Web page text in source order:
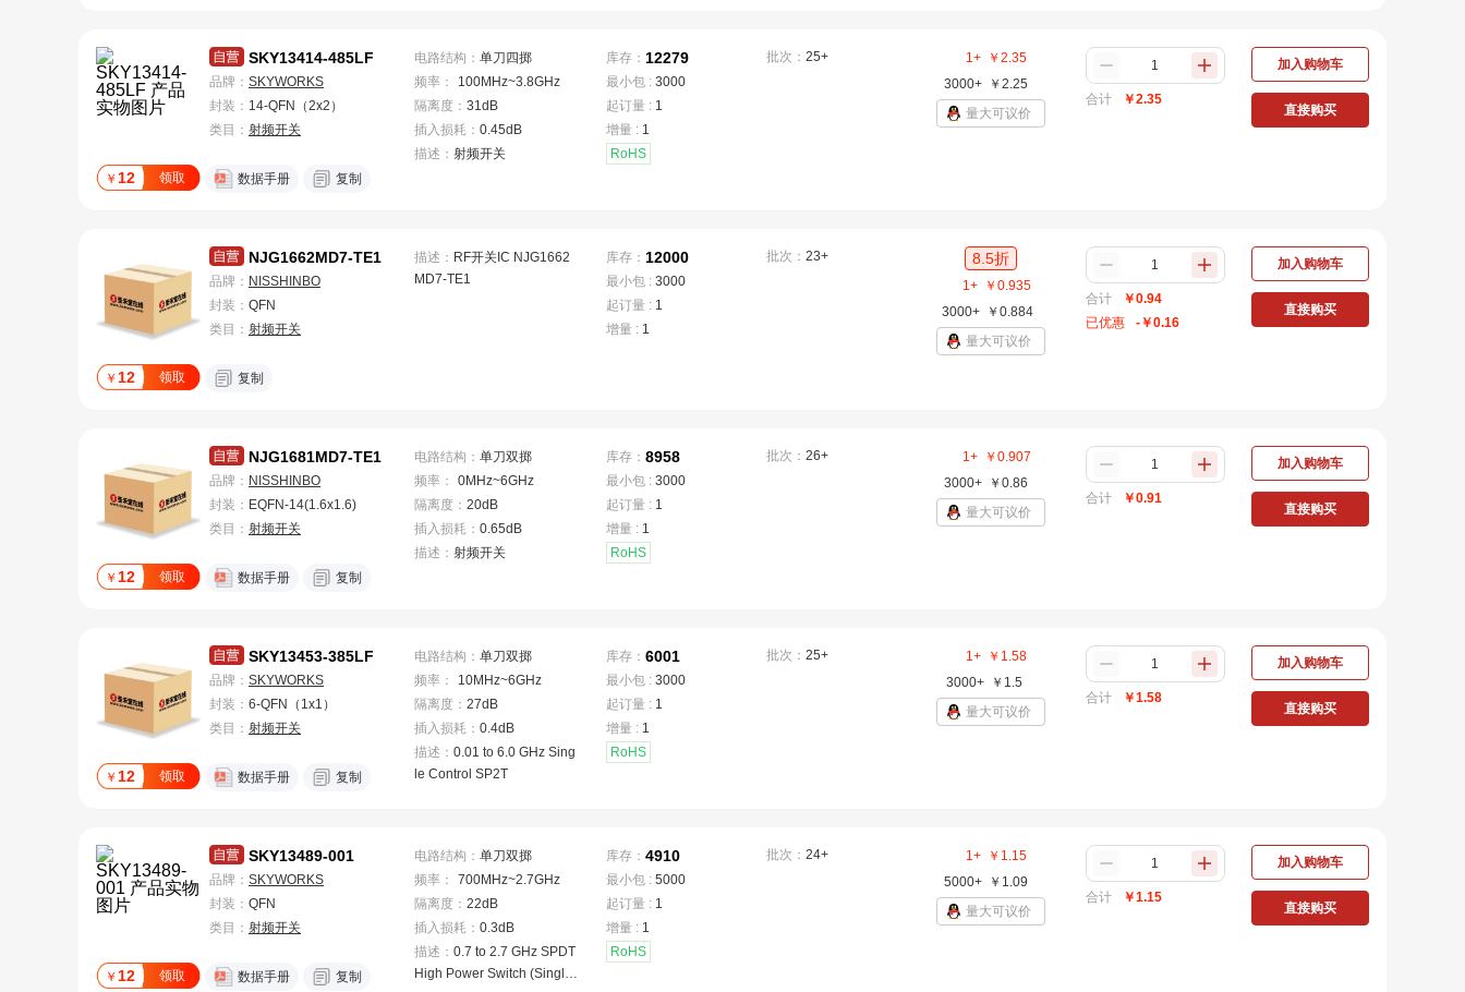
SKY13414-485LF
品牌： SKYWORKS
封装： 14-QFN（2x2）
类目： 射频开关
￥ 12 领取 数据手册 复制
电路结构 ： 单刀四掷
频率：
100MHz~3.8GHz
隔离度： 31dB
插入损耗： 0.45dB
描述： 射频开关
库存： 12279
最小包 :3000
起订量 : 1
增量 : 1
RoHS
批次： 25+ 1+ ￥ 2.35
3000+
￥ 2.25
量大可议价
合计 ￥2.35
加入购物车
直接购买
NJG1662MD7-TE1
品牌： NISSHINBO
封装： QFN
类目： 射频开关
￥ 12 领取 复制
描述： RF开关IC NJG1662
MD7-TE1
库存： 12000
最小包 :3000
起订量 : 1
增量 : 1
批次： 23+ 8.5折
1+ ￥0.935
3000+
￥ 0.884
量大可议价
合计 ￥0.94
已优惠
-￥0.16
加入购物车
直接购买
NJG1681MD7-TE1
品牌： NISSHINBO
封装： EQFN-14(1.6x1.6)
类目： 射频开关
￥ 12 领取 数据手册 复制
电路结构 ： 单刀双掷
频率：
0MHz~6GHz
隔离度： 20dB
插入损耗： 0.65dB
描述： 射频开关
库存：8958
最小包 :3000
起订量 : 1
增量 : 1
RoHS
批次： 26+ 1+ ￥0.907
3000+
￥ 0.86
量大可议价
合计 ￥0.91
加入购物车
直接购买
SKY13453-385LF
品牌： SKYWORKS
封装： 6-QFN（1x1）
类目： 射频开关
￥ 12 领取 数据手册 复制
电路结构 ： 单刀双掷
频率：
10MHz~6GHz
隔离度： 27dB
插入损耗： 0.4dB
描述： 0.01 to 6.0 GHz Sing
le Control SP2T
库存：6001
最小包 :3000
起订量 : 1
增量 : 1
RoHS
批次： 25+ 1+ ￥ 1.58
3000+
￥ 1.5
量大可议价
合计 ￥1.58
加入购物车
直接购买
SKY13489-001
品牌： SKYWORKS
封装： QFN
类目： 射频开关
￥ 12 领取 数据手册 复制
电路结构 ： 单刀双掷
频率：
700MHz~2.7GHz
隔离度： 22dB
插入损耗： 0.3dB
描述： 0.7 to 2.7 GHz SPDT
High Power Switch (Single
库存：4910
最小包 :5000
起订量 : 1
增量 : 1
RoHS
批次： 24+ 1+ ￥ 1.15
5000+
￥ 1.09
量大可议价
合计 ￥1.15
加入购物车
直接购买